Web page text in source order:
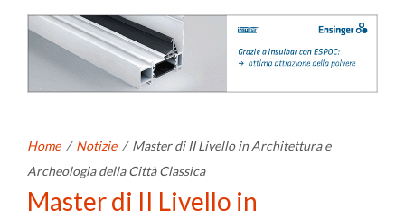
Home / Notizie / Master di II Livello in Architettura e
Archeologia della Città Classica
Master di II Livello in